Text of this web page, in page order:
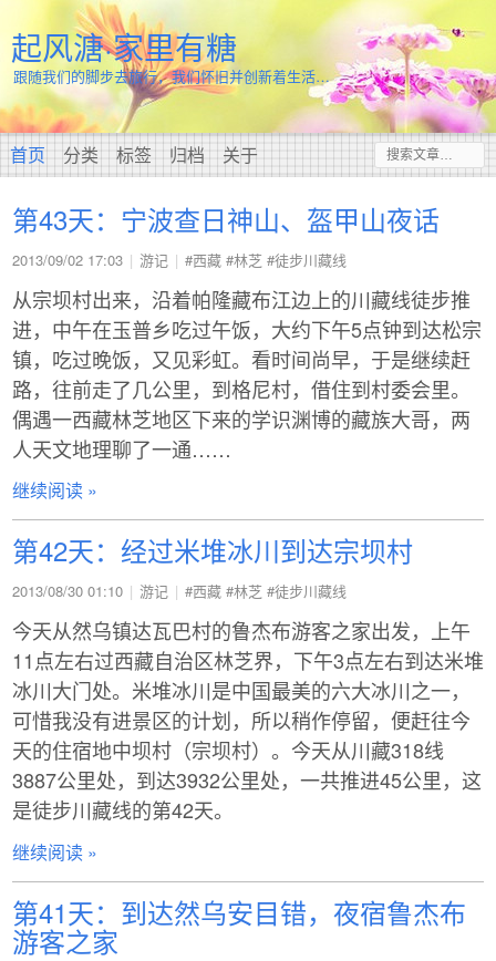
起风溏·家里有糖
跟随我们的脚步去旅行，我们怀旧并创新着生活…
首页 分类 标签 归档 关于
第43天：宁波查日神山、盔甲山夜话
2013/09/02 17:03 游记 #西藏 #林芝 #徒步川藏线
从宗坝村出来，沿着帕隆藏布江边上的川藏线徒步推
进，中午在玉普乡吃过午饭，大约下午5点钟到达松宗
镇，吃过晚饭，又见彩虹。看时间尚早，于是继续赶
路，往前走了几公里，到格尼村，借住到村委会里。
偶遇一西藏林芝地区下来的学识渊博的藏族大哥，两
人天文地理聊了一通……
继续阅读 »
第42天：经过米堆冰川到达宗坝村
2013/08/30 01:10 游记 #西藏 #林芝 #徒步川藏线
今天从然乌镇达瓦巴村的鲁杰布游客之家出发，上午
11点左右过西藏自治区林芝界，下午3点左右到达米堆
冰川大门处。米堆冰川是中国最美的六大冰川之一，
可惜我没有进景区的计划，所以稍作停留，便赶往今
天的住宿地中坝村（宗坝村）。今天从川藏318线
3887公里处，到达3932公里处，一共推进45公里，这
是徒步川藏线的第42天。
继续阅读 »
第41天：到达然乌安目错，夜宿鲁杰布
游客之家